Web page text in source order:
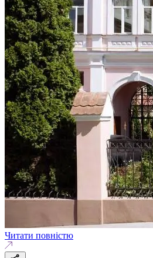
Читати повністю